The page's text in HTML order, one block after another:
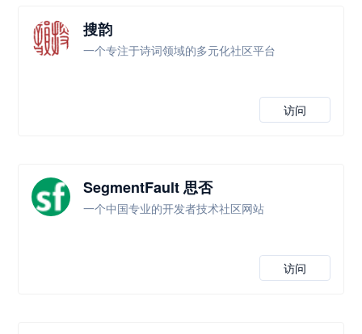
搜韵
一个专注于诗词领域的多元化社区平台
访问
SegmentFault 思否
一个中国专业的开发者技术社区网站
访问